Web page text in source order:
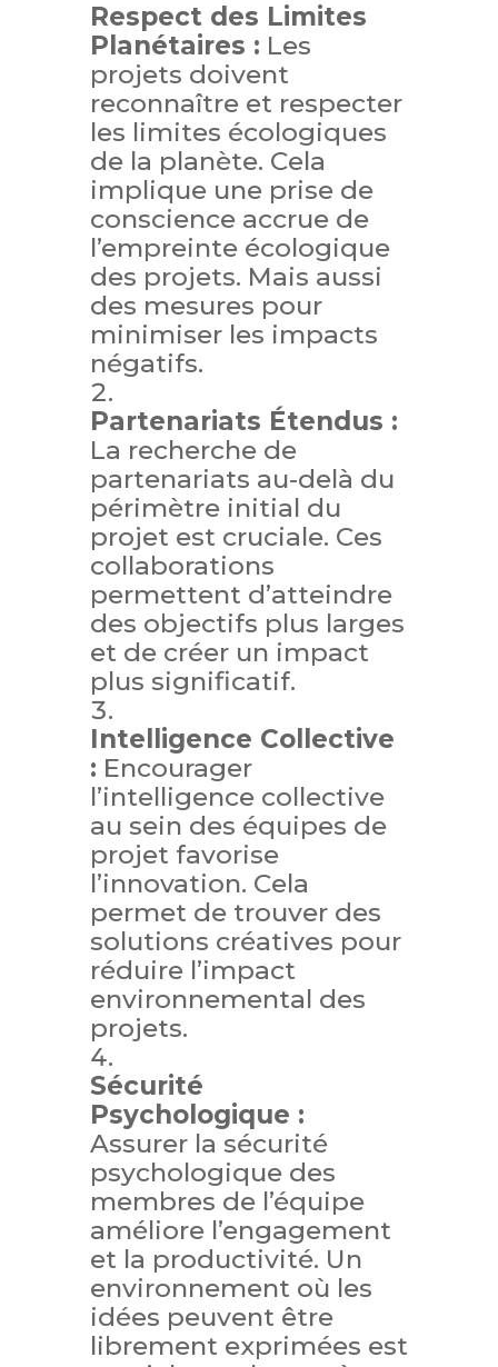
Respect des Limites
Planétaires : Les
projets doivent
reconnaître et respecter
les limites écologiques
de la planète. Cela
implique une prise de
conscience accrue de
l’empreinte écologique
des projets. Mais aussi
des mesures pour
minimiser les impacts
négatifs.
Partenariats Étendus :
La recherche de
partenariats au-delà du
périmètre initial du
projet est cruciale. Ces
collaborations
permettent d’atteindre
des objectifs plus larges
et de créer un impact
plus significatif.
Intelligence Collective
: Encourager
l’intelligence collective
au sein des équipes de
projet favorise
l’innovation. Cela
permet de trouver des
solutions créatives pour
réduire l’impact
environnemental des
projets.
Sécurité
Psychologique :
Assurer la sécurité
psychologique des
membres de l’équipe
améliore l’engagement
et la productivité. Un
environnement où les
idées peuvent être
librement exprimées est